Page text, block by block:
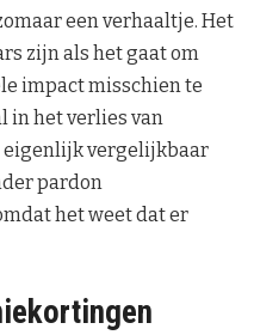
een verhaaltje. Het
zijn als het gaat om
impact misschien te
in het verlies van
eigenlijk vergelijkbaar
pardon
het weet dat er